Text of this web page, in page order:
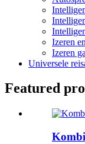
Izeren
Izeren
Universele
Featured